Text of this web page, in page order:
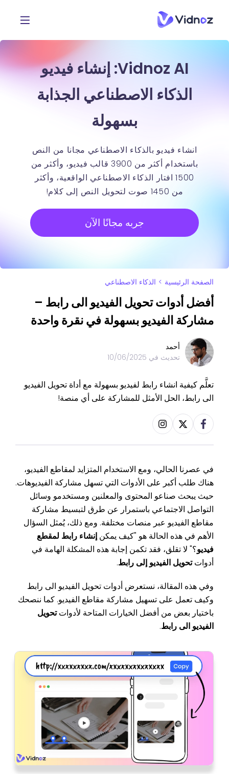
Vidnoz AI: إنشاء فيديو
الذكاء الاصطناعي الجذابة
بسهولة
انشاء فيديو بالذكاء الاصطناعي مجانا من النص
باستخدام أكثر من 3900 قالب فيديو، وأكثر من
1500 افتار الذكاء الاصطناعي الواقعية، وأكثر
من 1450 صوت لتحويل النص إلى كلام!
جربه مجانًا الآن
الصفحة الرئيسية > الذكاء الاصطناعي
أفضل أدوات تحويل الفيديو الى رابط –
مشاركة الفيديو بسهولة في نقرة واحدة
أحمد
تحديث في 10/06/2025
تعلَّم كيفية انشاء رابط لفيديو بسهولة مع أداة تحويل الفيديو
الى رابط، الحل الأمثل للمشاركة على أي منصة!
في عصرنا الحالي، ومع الاستخدام المتزايد لمقاطع الفيديو،
هناك طلب أكبر على الأدوات التي تسهل مشاركة الفيديوهات.
حيث يبحث صناعو المحتوى والمعلنين ومستخدمو وسائل
التواصل الاجتماعي باستمرار عن طرق لتبسيط مشاركة
مقاطع الفيديو عبر منصات مختلفة. ومع ذلك، يُمثل السؤال
الأهم في هذه الحالة هو "كيف يمكن إنشاء رابط لمقطع
فيديو؟" لا تقلق، فقد تكمن إجابة هذه المشكلة الهامة في
أدواتتحويل الفيديو إلى رابط.
وفي هذه المقالة، نستعرض أدوات تحويل الفيديو الى رابط
وكيف تعمل على تسهيل مشاركة مقاطع الفيديو. كما ننصحك
باختيار بعض من أفضل الخيارات المتاحة لأدواتتحويل
الفيديو الى رابط.